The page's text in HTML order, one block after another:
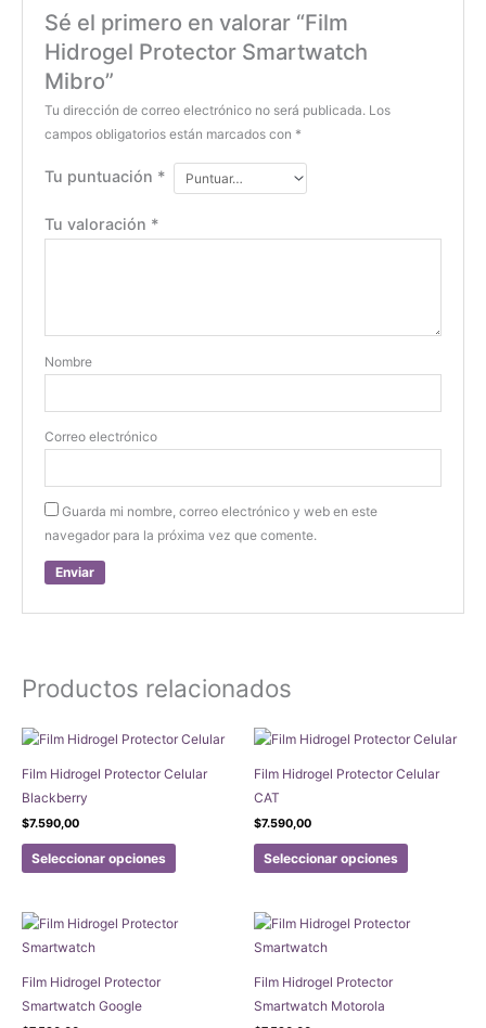
Sé el primero en valorar “Film
Hidrogel Protector Smartwatch
Mibro”
Tu dirección de correo electrónico no será publicada. Los
campos obligatorios están marcados con *
Tu puntuación *
Tu valoración *
Nombre
Correo electrónico
Guarda mi nombre, correo electrónico y web en este
navegador para la próxima vez que comente.
Productos relacionados
Film Hidrogel Protector Celular
Blackberry
$7.590,00
Seleccionar opciones
Este
producto
múltiples
Film Hidrogel Protector Celular
CAT
$7.590,00
Seleccionar opciones
Este
producto
múltiples
Film Hidrogel Protector
Smartwatch Google
Film Hidrogel Protector
Smartwatch Motorola